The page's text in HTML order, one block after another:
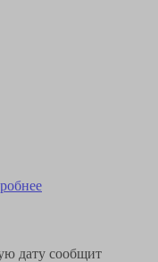
дату сообщит